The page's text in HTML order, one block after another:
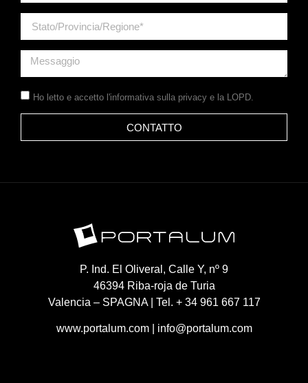
Ho letto e accetto l'informativa sulla privacy e la LOPD.
CONTATTO
P. Ind. El Oliveral, Calle Y, nº 9
46394 Riba-roja de Turia
Valencia – SPAGNA | Tel. + 34 961 667 117
www.portalum.com| info@portalum.com